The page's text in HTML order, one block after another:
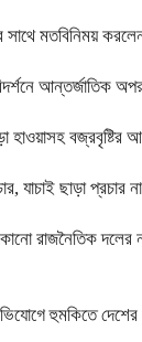
সাথে মতবিনিময়
আন্তর্জাতিক
বজ্রবৃষ্টির
যাচাই ছাড়া প্রচার
রাজনৈতিক
হুমকিতে দেশের